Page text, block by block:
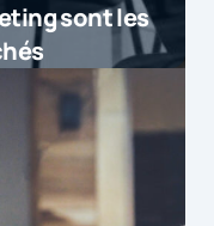
sont les